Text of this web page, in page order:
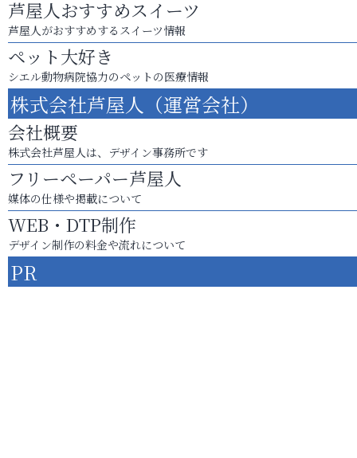
芦屋人おすすめスイーツ
芦屋人がおすすめするスイーツ情報
ペット大好き
シエル動物病院協力のペットの医療情報
株式会社芦屋人（運営会社）
会社概要
株式会社芦屋人は、デザイン事務所です
フリーペーパー芦屋人
媒体の仕様や掲載について
WEB・DTP制作
デザイン制作の料金や流れについて
PR